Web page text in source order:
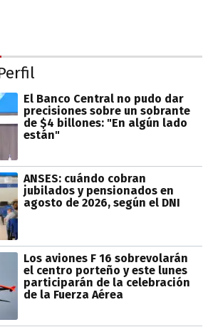
El Banco Central no pudo dar
precisiones sobre un sobrante
de $4 billones: "En algún lado
están"
ANSES: cuándo cobran
jubilados y pensionados en
agosto de 2026, según el DNI
Los aviones F 16 sobrevolarán
el centro porteño y este lunes
participarán de la celebración
de la Fuerza Aérea